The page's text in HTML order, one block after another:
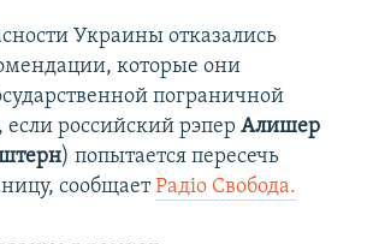
Украины отказались
которые они
пограничной
если российский рэпер Алишер
) попытается пересечь
сообщаетРадіо Свобода.